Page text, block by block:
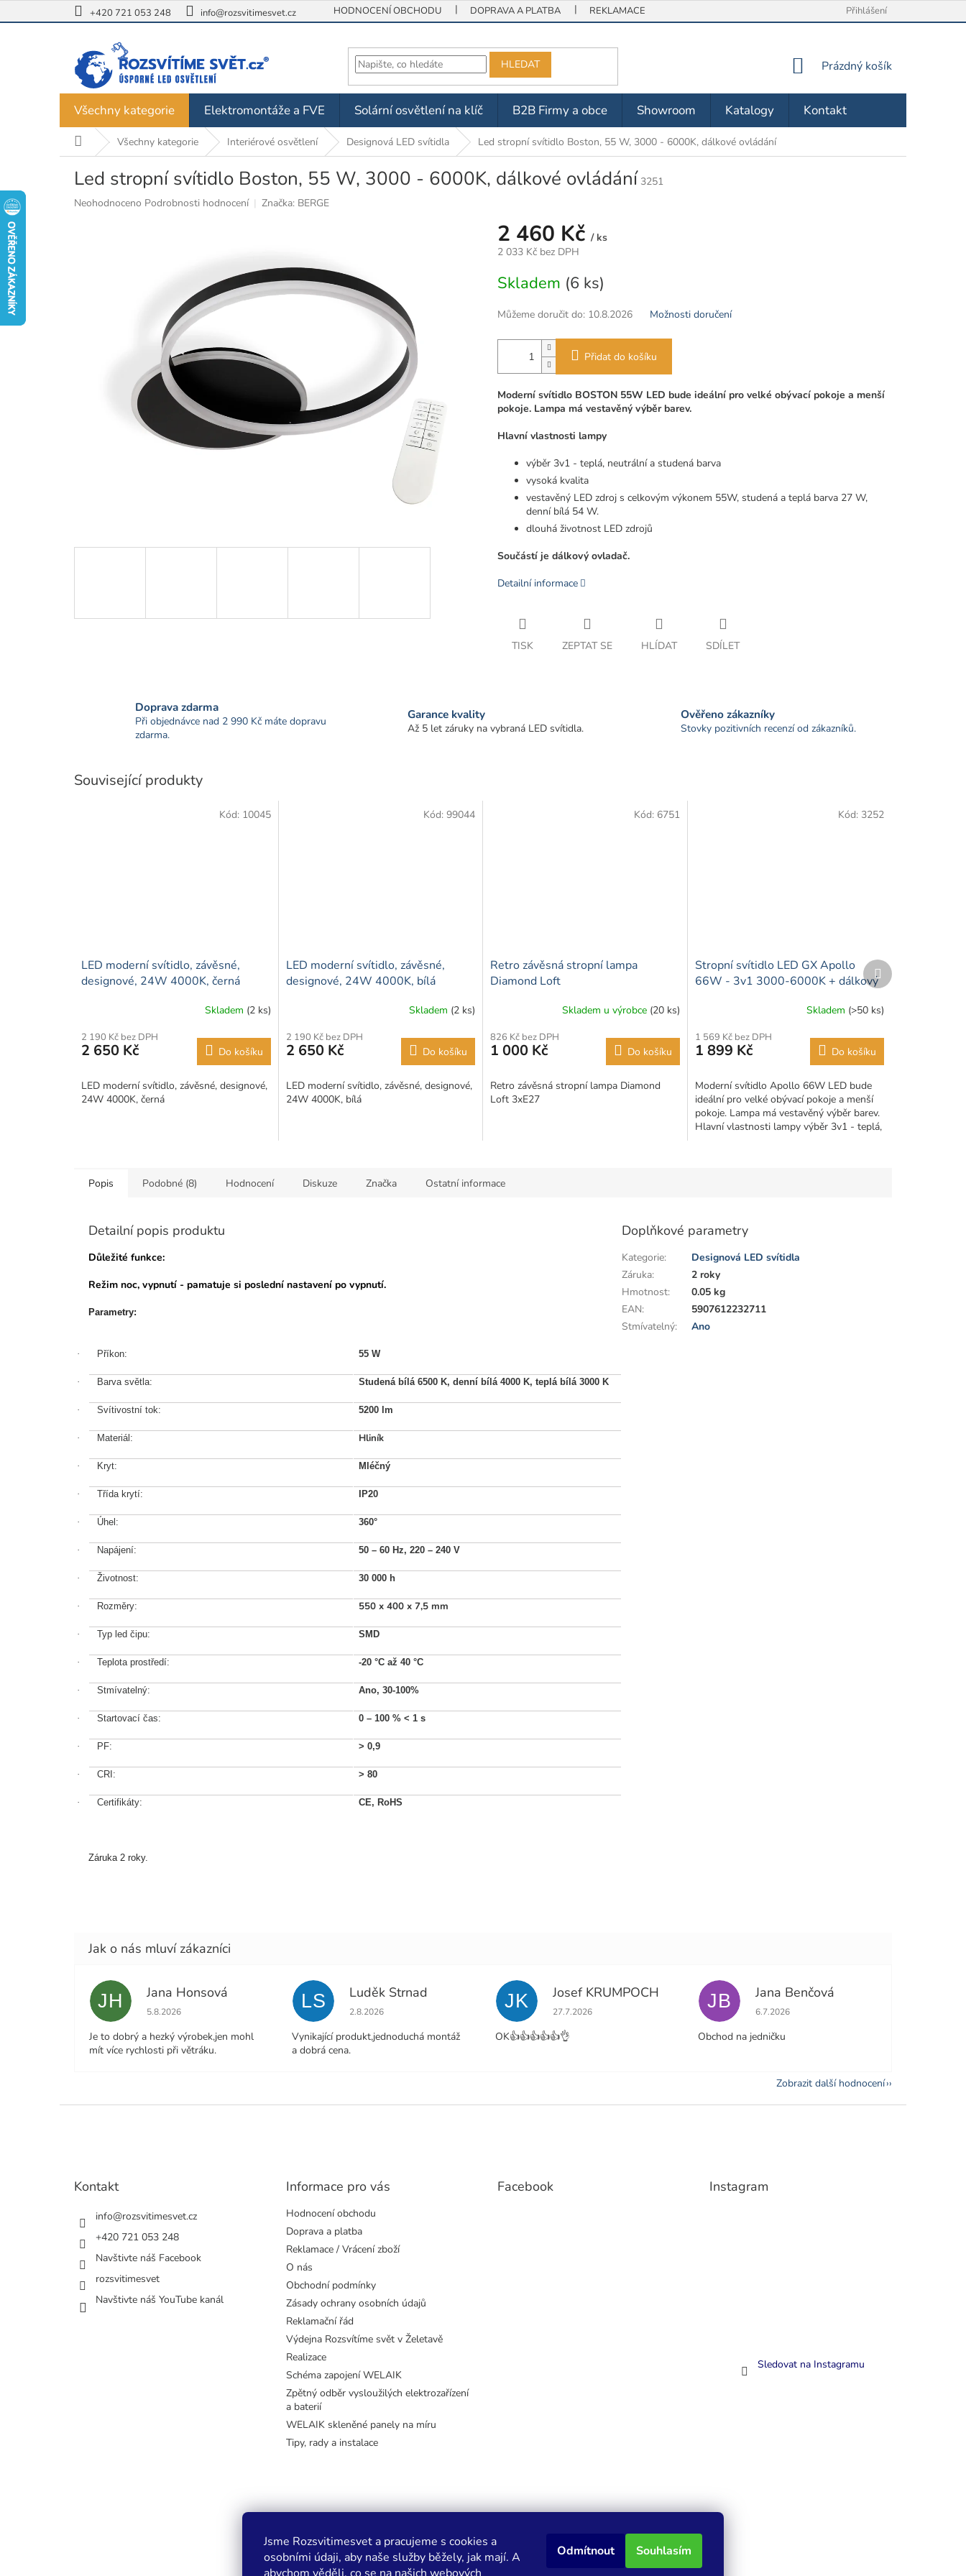
Jsme Rozsvitimesvet a pracujeme s cookies a
osobními údaji, aby naše služby běžely, jak mají. A
Odmítnout Souhlasím
na
+420 721 053 248 info@rozsvitimesvet.cz HODNOCENÍ OBCHODU DOPRAVA A PLATBA REKLAMACE / VRÁCENÍ ZBOŽÍ OBCHODNÍ PODMÍNKY
Přihlášení
HLEDAT
NÁKUPNÍ
Prázdný košík
Všechny kategorie Elektromontáže a FVE Solární osvětlení na klíč B2B Firmy a obce Showroom Katalogy Kontakt
Domů Všechny kategorie Interiérové osvětlení Designová LED svítidla Led stropní svítidlo Boston, 55 W, 3000 - 6000K, dálkové ovládání
Led stropní svítidlo Boston, 55 W, 3000 - 6000K, dálkové ovládání 3251
Průměrné
Neohodnoceno Podrobnosti hodnocení Značka: BERGE
2 460 Kč / ks
2 033 Kč bez DPH
cena:
Skladem (6 ks)
Můžeme doručit do: 10.8.2026 Možnosti doručení
Přidat do košíku
Moderní svítidlo BOSTON 55W LED bude ideální pro velké obývací pokoje a menší
pokoje. Lampa má vestavěný výběr barev.
Hlavní vlastnosti lampy
výběr 3v1 - teplá, neutrální a studená barva
vysoká kvalita
vestavěný LED zdroj s celkovým výkonem 55W, studená a teplá barva 27 W,
denní bílá 54 W.
dlouhá životnost LED zdrojů
Součástí je dálkový ovladač.
Detailní informace
TISK ZEPTAT SE HLÍDAT SDÍLET
Doprava zdarma
Při objednávce nad 2 990 Kč máte dopravu
zdarma.
Garance kvality
Až 5 let záruky na vybraná LED svítidla.
Ověřeno zákazníky
Stovky pozitivních recenzí od zákazníků.
Související produkty
LED moderní svítidlo, závěsné,
designové, 24W 4000K, černá
Skladem (2 ks)
2 190 Kč bez DPH
2 650 Kč Do košíku
LED moderní svítidlo, závěsné, designové,
24W 4000K, černá
Kód: 10045
LED moderní svítidlo, závěsné,
designové, 24W 4000K, bílá
Skladem (2 ks)
2 190 Kč bez DPH
2 650 Kč Do košíku
LED moderní svítidlo, závěsné, designové,
24W 4000K, bílá
Kód: 99044
Retro závěsná stropní lampa
Diamond Loft
Skladem u výrobce (20 ks)
826 Kč bez DPH
1 000 Kč Do košíku
Retro závěsná stropní lampa Diamond
Loft 3xE27
Kód: 6751
Stropní svítidlo LED GX Apollo
66W - 3v1 3000-6000K + dálkový
Skladem (>50 ks)
1 569 Kč bez DPH
1 899 Kč Do košíku
Moderní svítidlo Apollo 66W LED bude
ideální pro velké obývací pokoje a menší
pokoje. Lampa má vestavěný výběr barev.
Hlavní vlastnosti lampy výběr 3v1 - teplá,
Kód: 3252
Další
produkt
Popis Podobné (8) Hodnocení Diskuze Značka Ostatní informace
Detailní popis produktu
Důležité funkce:
Režim noc, vypnutí - pamatuje si poslední nastavení po vypnutí.
Parametry:
· Příkon: 55 W
· Barva světla: Studená bílá 6500 K, denní bílá 4000 K, teplá bílá 3000 K
· Svítivostní tok: 5200 lm
· Materiál: Hliník
· Kryt: Mléčný
· Třída krytí: IP20
· Úhel: 360°
· Napájení: 50 – 60 Hz, 220 – 240 V
· Životnost: 30 000 h
· Rozměry: 550 x 400 x 7,5 mm
· Typ led čipu: SMD
· Teplota prostředí: -20 °C až 40 °C
· Stmívatelný: Ano, 30-100%
· Startovací čas: 0 – 100 %< 1 s
· PF: >0,9
· CRI: >80
· Certifikáty: CE, RoHS
Záruka 2 roky.
Doplňkové parametry
Kategorie:
Designová LED svítidla
Záruka:
2 roky
Hmotnost:
0.05 kg
EAN:
5907612232711
Stmívatelný: Ano
JH Jana Honsová
Hodnocení obchodu je 5 z 5 hvězdiček.
5.8.2026
Je to dobrý a hezký výrobek,jen mohl
mít více rychlosti při větráku.
LS Luděk Strnad
Hodnocení obchodu je 5 z 5 hvězdiček.
2.8.2026
Vynikající produkt,jednoduchá montáž
a dobrá cena.
JK Josef KRUMPOCH
Hodnocení obchodu je 5 z 5 hvězdiček.
27.7.2026
OK👍👍👍👍👍👌
JB Jana Benčová
Hodnocení obchodu je 5 z 5 hvězdiček.
6.7.2026
Obchod na jedničku
Zobrazit další hodnocení
Kontakt
info@rozsvitimesvet.cz
+420 721 053 248
Navštivte náš Facebook
rozsvitimesvet
Navštivte náš YouTube kanál
Informace pro vás
Hodnocení obchodu
Doprava a platba
Reklamace / Vrácení zboží
O nás
Obchodní podmínky
Zásady ochrany osobních údajů
Reklamační řád
Výdejna Rozsvítíme svět v Želetavě
Realizace
Schéma zapojení WELAIK
Zpětný odběr vysloužilých elektrozařízení
a baterií
WELAIK skleněné panely na míru
Tipy, rady a instalace
Facebook Instagram
Sledovat na Instagramu